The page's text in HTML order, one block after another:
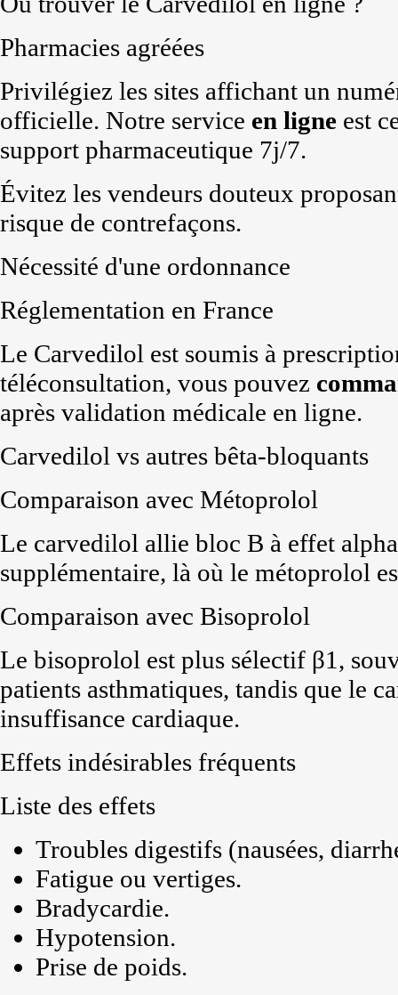
Pharmacies agréées
Privilégiez les sites affichant un
officielle. Notre service en ligne est
support pharmaceutique 7j/7.
Évitez les vendeurs douteux
risque de contrefaçons.
Nécessité d'une ordonnance
Réglementation en France
Le Carvedilol est soumis à
téléconsultation, vous pouvez
après validation médicale en ligne.
Carvedilol vs autres bêta-bloquants
Comparaison avec Métoprolol
Le carvedilol allie bloc B à effet
supplémentaire, là où le métoprolol
Comparaison avec Bisoprolol
Le bisoprolol est plus sélectif β1,
patients asthmatiques, tandis que le
insuffisance cardiaque.
Effets indésirables fréquents
Liste des effets
Troubles digestifs (nausées,
Fatigue ou vertiges.
Bradycardie.
Hypotension.
Prise de poids.